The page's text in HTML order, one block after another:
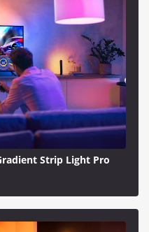
Strip Light Pro